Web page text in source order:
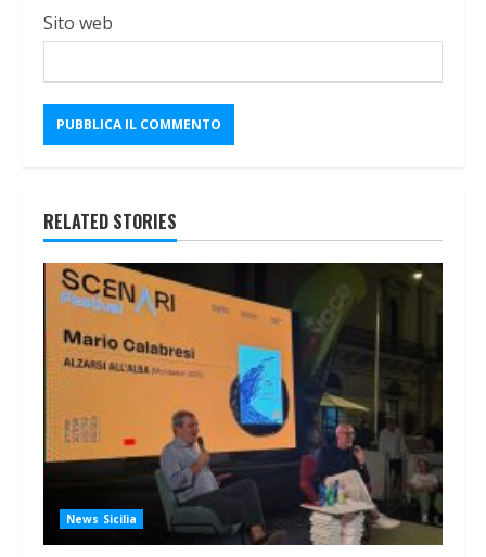
Sito web
RELATED STORIES
News Sicilia